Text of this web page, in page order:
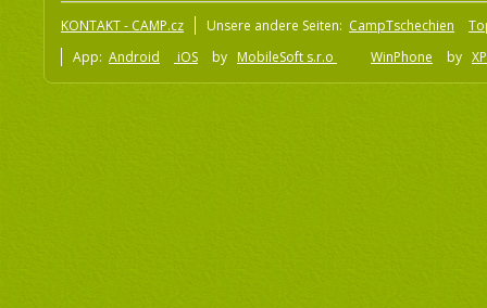
KONTAKT - CAMP.cz Unsere andere Seiten: CampTschechien
App: Android iOS by MobileSoft s.r.o WinPhone by